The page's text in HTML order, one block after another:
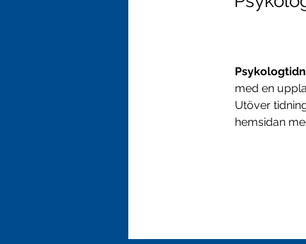
med en
Utöver
hemsidan